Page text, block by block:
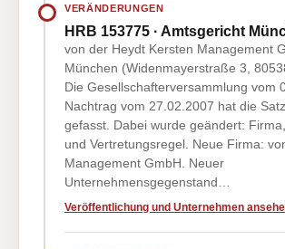
VERÄNDERUNGEN
HRB 153775 · Amtsgericht
von der Heydt Kersten Management
München (Widenmayerstraße 3,
Die Gesellschafterversammlung vom
Nachtrag vom 27.02.2007 hat die
gefasst. Dabei wurde geändert:
und Vertretungsregel. Neue Firma:
Management GmbH. Neuer
Unternehmensgegenstand…
Veröffentlichung und Unternehmen